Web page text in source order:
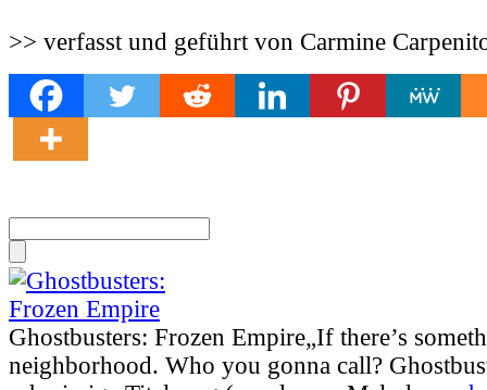
>> verfasst und geführt von Carmine
Ghostbusters: Frozen Empire„If there’s
neighborhood. Who you gonna call?